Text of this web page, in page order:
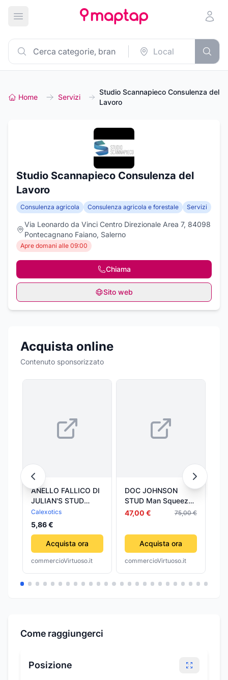
Apri menu principale
Home Servizi
Studio Scannapieco Consulenza del
Lavoro
Studio Scannapieco Consulenza del
Lavoro
Consulenza agricola Consulenza agricola e forestale Servizi
Via Leonardo da Vinci Centro Direzionale Area 7, 84098
Pontecagnano Faiano, Salerno
Apre domani alle 09:00
Chiama
Sito web
Acquista online
Contenuto sponsorizzato
ANELLO FALLICO DI
JULIAN'S STUD
REGOLABILE
MULTICOLOR
Calexotics
5,86 €
Acquista ora
commercioVirtuoso.it
DOC JOHNSON
STUD Man Squeeze
– ANO ULTRASKYN
47,00 € 75,00 €
Acquista ora
commercioVirtuoso.it
Come raggiungerci
Posizione